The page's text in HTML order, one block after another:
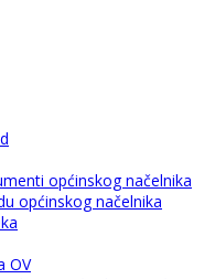
općinskog načelnika
općinskog načelnika
OV